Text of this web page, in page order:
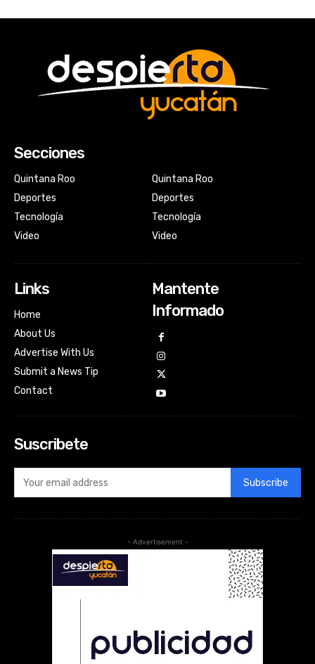
Secciones
Quintana Roo
Deportes
Tecnología
Video
Quintana Roo
Deportes
Tecnología
Video
Links
Home
About Us
Advertise With Us
Submit a News Tip
Contact
Mantente
Informado
Suscribete
Subscribe
- Advertisement -